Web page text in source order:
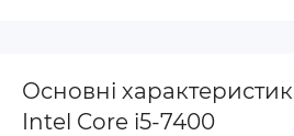
Основні
Intel Core i5-7400